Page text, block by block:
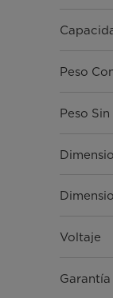
Peso
Peso
Voltaje
Garantía